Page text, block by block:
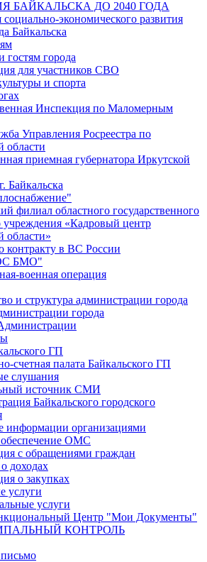
БАЙКАЛЬСКА ДО 2040 ГОДА
социально-экономического развития
Байкальска
гостям города
для участников СВО
и спорта
Инспекция по Маломерным
Управления Росреестра по
области
приемная губернатора Иркутской
филиал областного государственного
учреждения «Кадровый центр
области»
контракту в ВС России
БМО"
военная операция
и структура администрации города
города
ГП
счетная палата Байкальского ГП
слушания
источник СМИ
Байкальского городского
информации организациями
ОМС
с обращениями граждан
доходах
о закупках
услуги
услуги
Центр "Мои Документы"
КОНТРОЛЬ